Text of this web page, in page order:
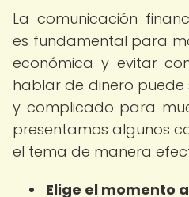
La comunicación
es fundamental para
económica y evitar
hablar de dinero
y complicado para
presentamos algunos
el tema de manera
Elige el momento